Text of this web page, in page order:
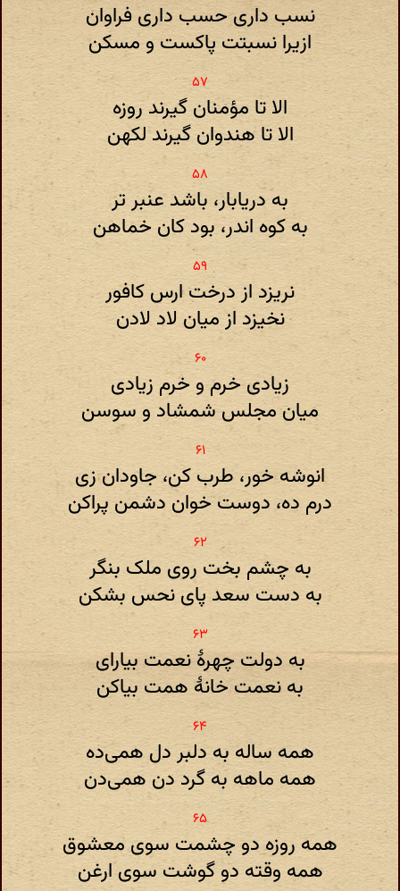
نسب داری حسب داری فراوان
ازیرا نسبتت پاکست و مسکن
الا تا مؤمنان گیرند روزه
الا تا هندوان گیرند لکهن
به دریابار، باشد عنبر تر
به کوه اندر، بود کان خماهن
نریزد از درخت ارس کافور
نخیزد از میان لاد لادن
زیادی خرم و خرم زیادی
میان مجلس شمشاد و سوسن
انوشه خور، طرب کن، جاودان زی
درم ده، دوست خوان دشمن پراکن
به چشم بخت روی ملک بنگر
به دست سعد پای نحس بشکن
به دولت چهرهٔ نعمت بیارای
به نعمت خانهٔ همت بیاکن
همه ساله به دلبر دل همی‌ده
همه ماهه به گرد دن همی‌دن
همه روزه دو چشمت سوی معشوق
همه وقته دو گوشت سوی ارغن